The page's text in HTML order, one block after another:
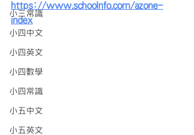
小三常識
小四中文
小四英文
小四數學
小四常識
小五中文
小五英文
https://www.schoolnfo.com/azone-
index